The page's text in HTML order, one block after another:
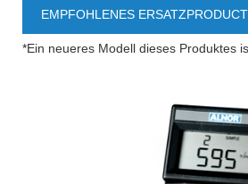
EMPFOHLENES ERSATZPRODUCT
*Ein neueres Modell dieses Produktes